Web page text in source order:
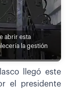
abrir esta
la gestión
llegó este
el presidente